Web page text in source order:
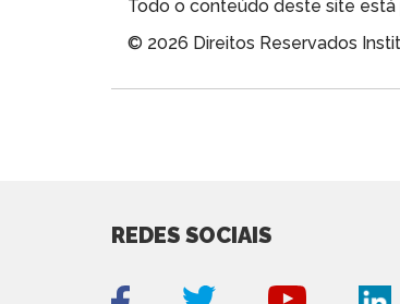
Todo o conteúdo deste site
© 2026 Direitos Reservados
REDES SOCIAIS